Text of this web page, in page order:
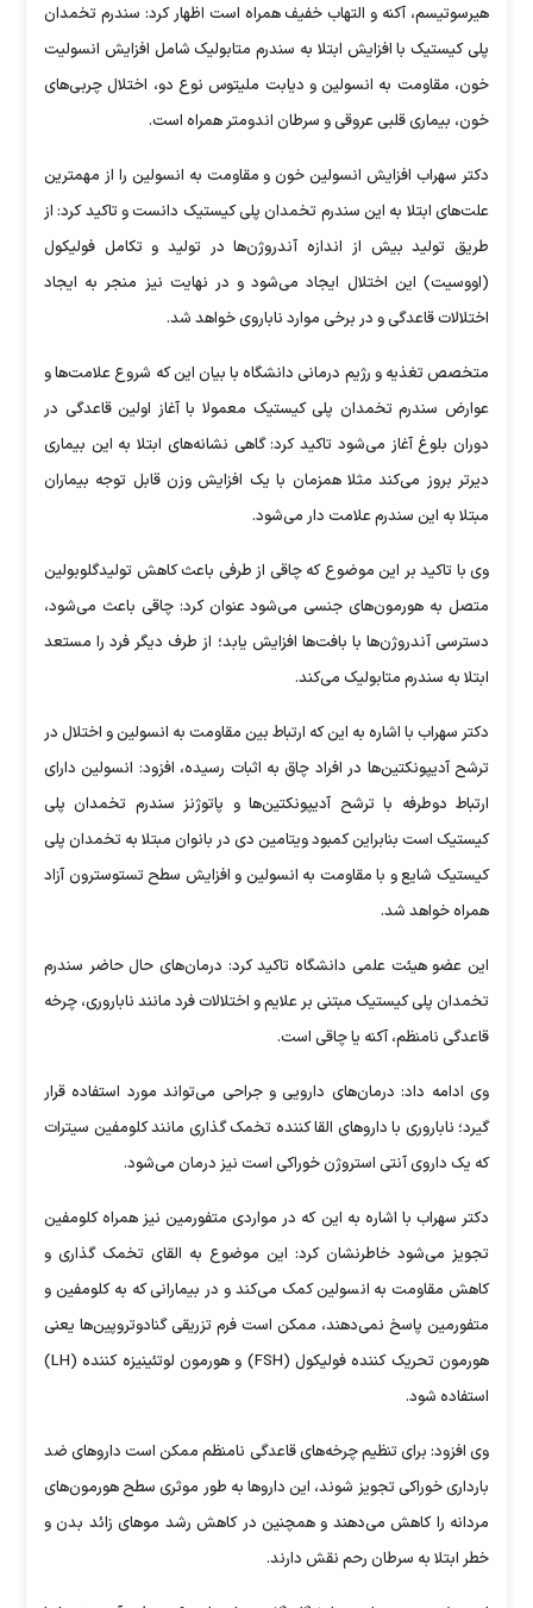
هیرسوتیسم، آکنه و التهاب خفیف همراه است اظهار کرد: سندرم تخمدان
پلی کیستیک با افزایش ابتلا به سندرم متابولیک شامل افزایش انسولیت
خون، مقاومت به انسولین و دیابت ملیتوس نوع دو، اختلال چربی‌های
خون، بیماری قلبی عروقی و سرطان اندومتر همراه است.
دکتر سهراب افزایش انسولین خون و مقاومت به انسولین را از مهمترین
علت‌های ابتلا به این سندرم تخمدان پلی کیستیک دانست و تاکید کرد: از
طریق تولید بیش از اندازه آندروژن‌ها در تولید و تکامل فولیکول
(اووسیت) این اختلال ایجاد می‌شود و در نهایت نیز منجر به ایجاد
اختلالات قاعدگی و در برخی موارد ناباروی خواهد شد.
متخصص تغذیه و رژیم درمانی دانشگاه با بیان این که شروع علامت‌ها و
عوارض سندرم تخمدان پلی کیستیک معمولا با آغاز اولین قاعدگی در
دوران بلوغ آغاز می‌شود تاکید کرد: گاهی نشانه‌های ابتلا به این بیماری
دیرتر بروز می‌کند مثلا همزمان با یک افزایش وزن قابل توجه بیماران
مبتلا به این سندرم علامت دار می‌شود.
وی با تاکید بر این موضوع که چاقی از طرفی باعث کاهش تولیدگلوبولین
متصل به هورمون‌های جنسی می‌شود عنوان کرد: چاقی باعث می‌شود،
دسترسی آندروژن‌ها با بافت‌ها افزایش یابد؛ از طرف دیگر فرد را مستعد
ابتلا به سندرم متابولیک می‌کند.
دکتر سهراب با اشاره به این که ارتباط بین مقاومت به انسولین و اختلال در
ترشح آدیپونکتین‌ها در افراد چاق به اثبات رسیده، افزود: انسولین دارای
ارتباط دوطرفه با ترشح آدیپونکتین‌ها و پاتوژنز سندرم تخمدان پلی
کیستیک است بنابراین کمبود ویتامین دی در بانوان مبتلا به تخمدان پلی
کیستیک شایع و با مقاومت به انسولین و افزایش سطح تستوسترون آزاد
همراه خواهد شد.
این عضو هیئت علمی دانشگاه تاکید کرد: درمان‌های حال حاضر سندرم
تخمدان پلی کیستیک مبتنی بر علایم و اختلالات فرد مانند ناباروری، چرخه
قاعدگی نامنظم، آکنه یا چاقی است.
وی ادامه داد: درمان‌های دارویی و جراحی می‌تواند مورد استفاده قرار
گیرد؛ ناباروری با دارو‌های القا کننده تخمک گذاری مانند کلومفین سیترات
که یک داروی آنتی استروژن خوراکی است نیز درمان می‌شود.
دکتر سهراب با اشاره به این که در مواردی متفورمین نیز همراه کلومفین
تجویز می‌شود خاطرنشان کرد: این موضوع به القای تخمک گذاری و
کاهش مقاومت به انسولین کمک می‌کند و در بیمارانی که به کلومفین و
متفورمین پاسخ نمی‌دهند، ممکن است فرم تزریقی گنادوتروپین‌ها یعنی
هورمون تحریک کننده فولیکول (FSH) و هورمون لوتئینیزه کننده (LH)
استفاده شود.
وی افزود: برای تنظیم چرخه‌های قاعدگی نامنظم ممکن است دارو‌های ضد
بارداری خوراکی تجویز شوند، این دارو‌ها به طور موثری سطح هورمون‌های
مردانه را کاهش می‌دهند و همچنین در کاهش رشد مو‌های زائد بدن و
خطر ابتلا به سرطان رحم نقش دارند.